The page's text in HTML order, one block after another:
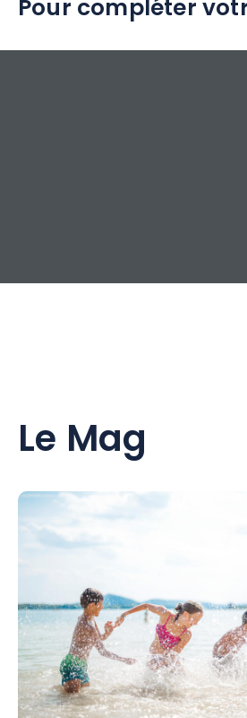
Pour compléter
Le Mag